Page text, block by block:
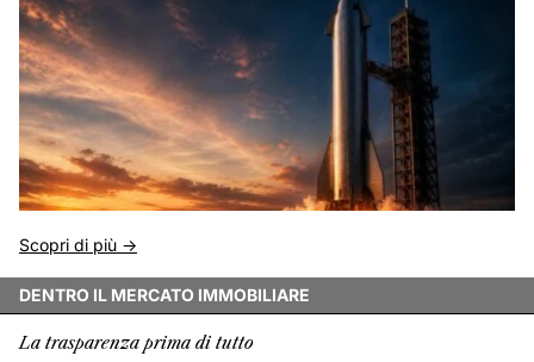
Scopri di più ->
DENTRO IL MERCATO IMMOBILIARE
La trasparenza prima di tutto